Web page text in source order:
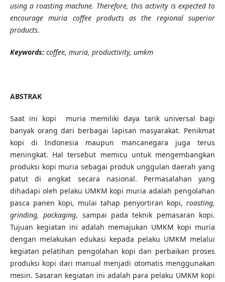
using a roasting machine. Therefore, this activity is expected to
encourage muria coffee products as the regional superior
products.
Keywords:coffee, muria, productivity, umkm
ABSTRAK
Saat ini kopi muria memiliki daya tarik universal bagi
banyak orang dari berbagai lapisan masyarakat. Penikmat
kopi di Indonesia maupun mancanegara juga terus
meningkat. Hal tersebut memicu untuk mengembangkan
produksi kopi muria sebagai produk unggulan daerah yang
patut di angkat secara nasional. Permasalahan yang
dihadapi oleh pelaku UMKM kopi muria adalah pengolahan
pasca panen kopi, mulai tahap penyortiran kopi,roasting,
grinding, packaging, sampai pada teknik pemasaran kopi.
Tujuan kegiatan ini adalah memajukan UMKM kopi muria
dengan melakukan edukasi kepada pelaku UMKM melalui
kegiatan pelatihan pengolahan kopi dan perbaikan proses
produksi kopi dari manual menjadi otomatis menggunakan
mesin. Sasaran kegiatan ini adalah para pelaku UMKM kopi